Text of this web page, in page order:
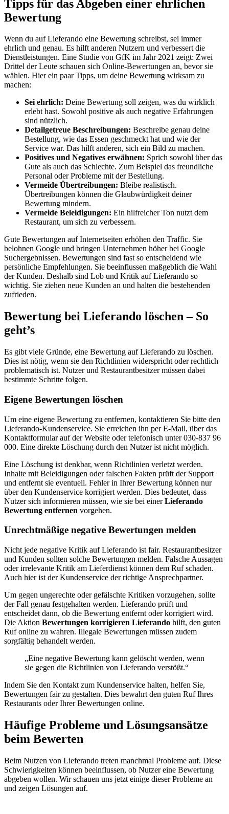
Tipps für das Abgeben einer ehrlichen
Bewertung
Wenn du auf Lieferando eine Bewertung schreibst, sei immer
ehrlich und genau. Es hilft anderen Nutzern und verbessert die
Dienstleistungen. Eine Studie von GfK im Jahr 2021 zeigt: Zwei
Drittel der Leute schauen sich Online-Bewertungen an, bevor sie
wählen. Hier ein paar Tipps, um deine Bewertung wirksam zu
machen:
Sei ehrlich: Deine Bewertung soll zeigen, was du wirklich
erlebt hast. Sowohl positive als auch negative Erfahrungen
sind nützlich.
Detailgetreue Beschreibungen: Beschreibe genau deine
Bestellung, wie das Essen geschmeckt hat und wie der
Service war. Das hilft anderen, sich ein Bild zu machen.
Positives und Negatives erwähnen: Sprich sowohl über das
Gute als auch das Schlechte. Zum Beispiel das freundliche
Personal oder Probleme mit der Bestellung.
Vermeide Übertreibungen: Bleibe realistisch.
Übertreibungen können die Glaubwürdigkeit deiner
Bewertung mindern.
Vermeide Beleidigungen: Ein hilfreicher Ton nutzt dem
Restaurant, um sich zu verbessern.
Gute Bewertungen auf Internetseiten erhöhen den Traffic. Sie
belohnen Google und bringen Unternehmen höher bei Google
Suchergebnissen. Bewertungen sind fast so entscheidend wie
persönliche Empfehlungen. Sie beeinflussen maßgeblich die Wahl
der Kunden. Deshalb sind Lob und Kritik auf Lieferando so
wichtig. Sie ziehen neue Kunden an und halten die bestehenden
zufrieden.
Bewertung bei Lieferando löschen – So
geht’s
Es gibt viele Gründe, eine Bewertung auf Lieferando zu löschen.
Dies ist nötig, wenn sie den Richtlinien widerspricht oder rechtlich
problematisch ist. Nutzer und Restaurantbesitzer müssen dabei
bestimmte Schritte folgen.
Eigene Bewertungen löschen
Um eine eigene Bewertung zu entfernen, kontaktieren Sie bitte den
Lieferando-Kundenservice. Sie erreichen ihn per E-Mail, über das
Kontaktformular auf der Website oder telefonisch unter 030-837 96
000. Eine direkte Löschung durch den Nutzer ist nicht möglich.
Eine Löschung ist denkbar, wenn Richtlinien verletzt werden.
Inhalte mit Beleidigungen oder falschen Fakten prüft der Support
und entfernt sie eventuell. Fehler in Ihrer Bewertung können nur
über den Kundenservice korrigiert werden. Dies bedeutet, dass
Nutzer sich informieren müssen, wie sie bei einerLieferando
Bewertung entfernen vorgehen.
Unrechtmäßige negative Bewertungen melden
Nicht jede negative Kritik auf Lieferando ist fair. Restaurantbesitzer
und Kunden sollten solche Bewertungen melden. Falsche Aussagen
oder irrelevante Kritik am Lieferdienst können dem Ruf schaden.
Auch hier ist der Kundenservice der richtige Ansprechpartner.
Um gegen ungerechte oder gefälschte Kritiken vorzugehen, sollte
der Fall genau festgehalten werden. Lieferando prüft und
entscheidet dann, ob die Bewertung entfernt oder korrigiert wird.
Die Aktion Bewertungen korrigieren Lieferando hilft, den guten
Ruf online zu wahren. Illegale Bewertungen müssen zudem
sorgfältig behandelt werden.
„Eine negative Bewertung kann gelöscht werden, wenn
sie gegen die Richtlinien von Lieferando verstößt.“
Indem Sie den Kontakt zum Kundenservice halten, helfen Sie,
Bewertungen fair zu gestalten. Dies bewahrt den guten Ruf Ihres
Restaurants oder Ihrer Bewertungen online.
Häufige Probleme und Lösungsansätze
beim Bewerten
Beim Nutzen von Lieferando treten manchmal Probleme auf. Diese
Schwierigkeiten können beeinflussen, ob Nutzer eine Bewertung
abgeben wollen. Wir schauen uns jetzt einige dieser Probleme an
und zeigen Lösungen auf.